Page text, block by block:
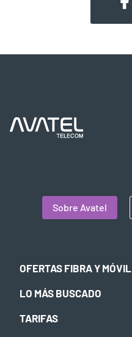
Sobre Avatel
OFERTAS FIBRA Y MÓVIL
LO MÁS BUSCADO
TARIFAS